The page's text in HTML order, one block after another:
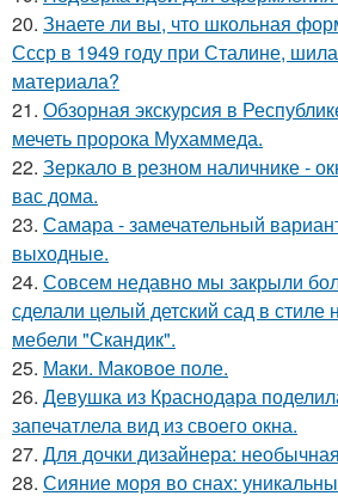
20. Знаете ли вы, что школьная
Ссср в 1949 году при Сталине,
материала?
21. Обзорная экскурсия в
мечеть пророка Мухаммеда.
22. Зеркало в резном наличнике -
вас дома.
23. Самара - замечательный
выходные.
24. Совсем недавно мы закрыли
сделали целый детский сад в стиле
мебели "Скандик".
25. Маки. Маковое поле.
26. Девушка из Краснодара
запечатлела вид из своего окна.
27. Для дочки дизайнера:
28. Сияние моря во снах: